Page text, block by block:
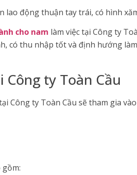
lao động thuận tay trái, có hình
cho nam làm việc tại Công ty
có thu nhập tốt và định hướng
Công ty Toàn Cầu
Công ty Toàn Cầu sẽ tham gia
gồm: